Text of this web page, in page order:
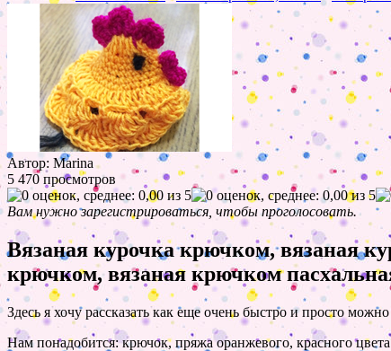
Автор: Marina
5 470 просмотров
Вам нужно зарегистрироваться, чтобы проголосовать.
Вязаная курочка крючком, вязаная
крючком, вязаная крючком
Здесь я хочу рассказать как еще очень быстро и просто
Нам понадобится: крючок, пряжа оранжевого, красного